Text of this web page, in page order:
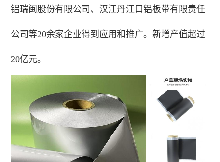
铝瑞闽股份有限公司、汉江丹江口铝板带有限责任
公司等20余家企业得到应用和推广。新增产值超过
20亿元。